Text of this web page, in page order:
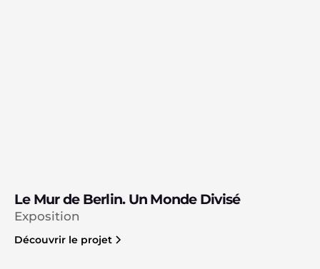
Le Mur de Berlin. Un Monde Divisé
Exposition
Découvrir le projet